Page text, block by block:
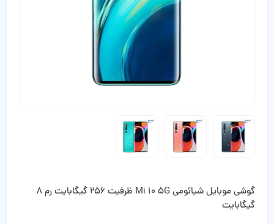
گوشی موبایل شیائومی Mi 10 5G ظرفیت 256 گیگابایت رم 8
گیگابایت